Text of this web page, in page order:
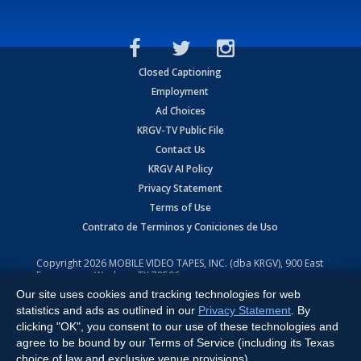
Closed Captioning
Employment
Ad Choices
KRGV-TV Public File
Contact Us
KRGV AI Policy
Privacy Statement
Terms of Use
Contrato de Terminos y Coniciones de Uso
Copyright2026 MOBILE VIDEO TAPES, INC. (dba KRGV), 900 East
Expressway, Weslaco, TX 78596.
All Rights Reserved. Powered by:Ruby Shore Software
Our site uses cookies and tracking technologies for web
statistics and ads as outlined in our Privacy Statement . By
clicking "OK", you consent to our use of these technologies and
agree to be bound by our Terms of Service (including its Texas